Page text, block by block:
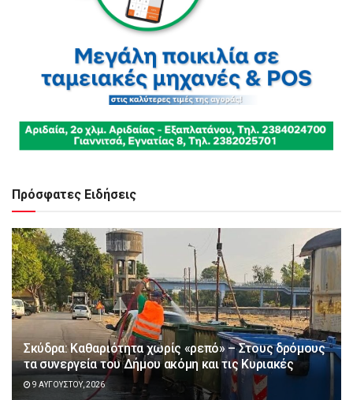
Πρόσφατες Ειδήσεις
Σκύδρα: Καθαριότητα χωρίς «ρεπό» – Στους δρόμους
τα συνεργεία του Δήμου ακόμη και τις Κυριακές
9 ΑΥΓΟΎΣΤΟΥ, 2026